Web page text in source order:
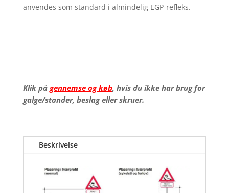
anvendes som standard i almindelig EGP-refleks.
Klik på gennemse og køb, hvis du ikke har brug for
galge/stander, beslag eller skruer.
Beskrivelse